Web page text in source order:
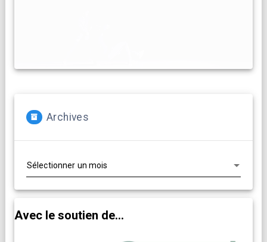
Archives
Avec le soutien de...